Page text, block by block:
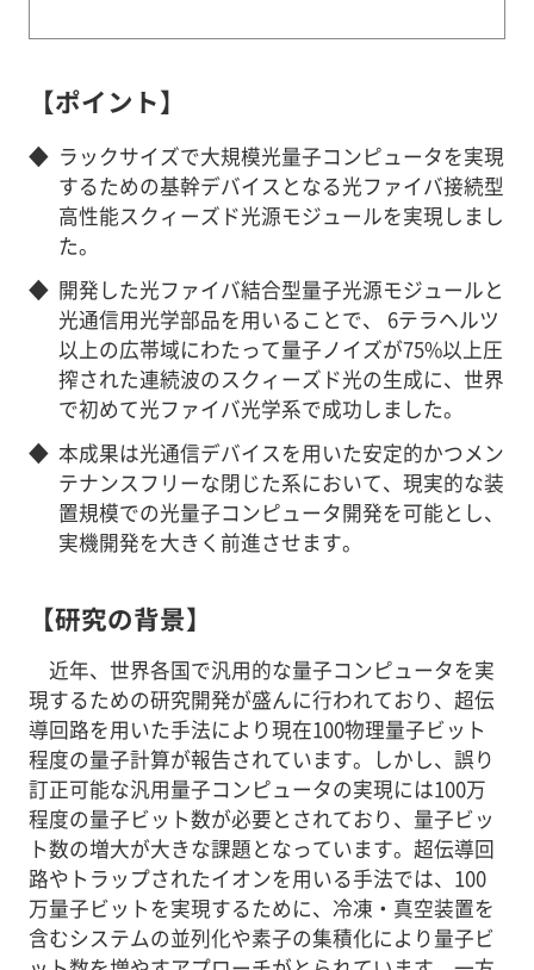
【ポイント】
◆ ラックサイズで大規模光量子コンピュータを実現
するための基幹デバイスとなる光ファイバ接続型
高性能スクィーズド光源モジュールを実現しまし
た。
◆ 開発した光ファイバ結合型量子光源モジュールと
光通信用光学部品を用いることで、 6テラヘルツ
以上の広帯域にわたって量子ノイズが75%以上圧
搾された連続波のスクィーズド光の生成に、世界
で初めて光ファイバ光学系で成功しました。
◆ 本成果は光通信デバイスを用いた安定的かつメン
テナンスフリーな閉じた系において、現実的な装
置規模での光量子コンピュータ開発を可能とし、
実機開発を大きく前進させます。
【研究の背景】
近年、世界各国で汎用的な量子コンピュータを実
現するための研究開発が盛んに行われており、超伝
導回路を用いた手法により現在100物理量子ビット
程度の量子計算が報告されています。しかし、誤り
訂正可能な汎用量子コンピュータの実現には100万
程度の量子ビット数が必要とされており、量子ビッ
ト数の増大が大きな課題となっています。超伝導回
路やトラップされたイオンを用いる手法では、100
万量子ビットを実現するために、冷凍・真空装置を
含むシステムの並列化や素子の集積化により量子ビ